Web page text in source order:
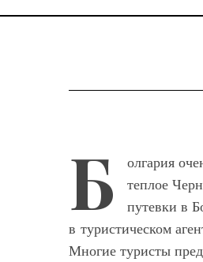
Б
олгария
теплое
путевки в
в туристическом
Многие туристы